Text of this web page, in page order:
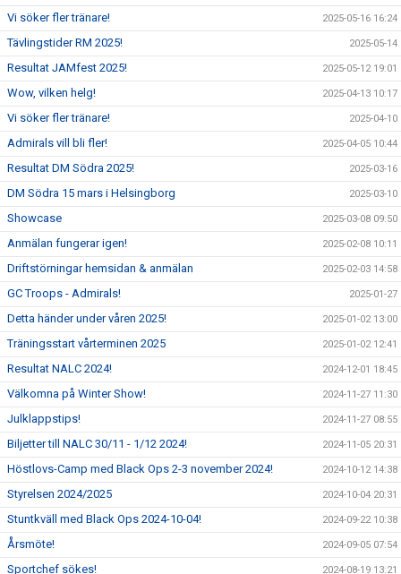
Vi söker fler tränare! 2025-05-16 16:24
Tävlingstider RM 2025! 2025-05-14
Resultat JAMfest 2025! 2025-05-12 19:01
Wow, vilken helg! 2025-04-13 10:17
Vi söker fler tränare! 2025-04-10
Admirals vill bli fler! 2025-04-05 10:44
Resultat DM Södra 2025! 2025-03-16
DM Södra 15 mars i Helsingborg 2025-03-10
Showcase 2025-03-08 09:50
Anmälan fungerar igen! 2025-02-08 10:11
Driftstörningar hemsidan & anmälan 2025-02-03 14:58
GC Troops - Admirals! 2025-01-27
Detta händer under våren 2025! 2025-01-02 13:00
Träningsstart vårterminen 2025 2025-01-02 12:41
Resultat NALC 2024! 2024-12-01 18:45
Välkomna på Winter Show! 2024-11-27 11:30
Julklappstips! 2024-11-27 08:55
Biljetter till NALC 30/11 - 1/12 2024! 2024-11-05 20:31
Höstlovs-Camp med Black Ops 2-3 november 2024! 2024-10-12 14:38
Styrelsen 2024/2025 2024-10-04 20:31
Stuntkväll med Black Ops 2024-10-04! 2024-09-22 10:38
Årsmöte! 2024-09-05 07:54
Sportchef sökes! 2024-08-19 13:21